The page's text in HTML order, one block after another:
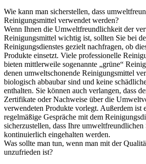
Wie kann man sicherstellen, dass
Reinigungsmittel verwendet werden?
Wenn Ihnen die Umweltfreundlichkeit der
Reinigungsmittel wichtig ist, sollten Sie bei
Reinigungsdienstes gezielt nachfragen, ob
Produkte einsetzt. Viele professionelle
bieten mittlerweile sogenannte „grüne“
denen umweltschonende Reinigungsmittel
biologisch abbaubar sind und keine
enthalten. Sie können auch verlangen, dass
Zertifikate oder Nachweise über die
verwendeten Produkte vorlegt. Außerdem ist
regelmäßige Gespräche mit dem
sicherzustellen, dass Ihre umweltfreundlichen
kontinuierlich eingehalten werden.
Was sollte man tun, wenn man mit der
unzufrieden ist?